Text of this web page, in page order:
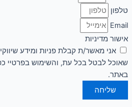
טלפון
Email
אישור מדיניות
אני מאשר/ת קבלת פניות ומידע שיווקי
שאוכל לבטל בכל עת, והשימוש בפרטיי
באתר.
שליחה